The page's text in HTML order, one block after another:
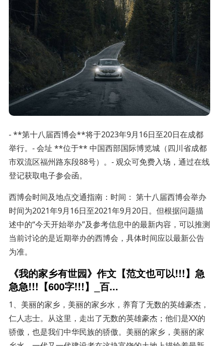
- **第十八届西博会**将于2023年9月16日至20日在成都
举行。- 会址 **位于** 中国西部国际博览城（四川省成都
市双流区福州路东段88号）。- 观众可免费入场，通过在线
登记获取电子参会函。
西博会时间及地点交通指南：时间： 第十八届西博会举办
时间为2021年9月16日至2021年9月20日。但根据问题描
述中的“今天开始举办”及参考信息中的最新内容，可以推测
当前讨论的是近期举办的西博会，具体时间应以最新公告
为准。
《我的家乡有世园》作文【范文也可以!!!】急
急急!!!【600字!!!】_百...
1、美丽的家乡，美丽的家乡水，养育了无数的英雄豪杰，
仁人志士。从这里，走出了无数的英雄豪杰；他们是XX的
骄傲，也是我们中华民族的骄傲。美丽的家乡，美丽的家